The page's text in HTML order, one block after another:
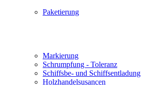
Paketierung
Markierung
Schrumpfung - Toleranz
Schiffsbe- und Schiffsentladung
Holzhandelsusancen